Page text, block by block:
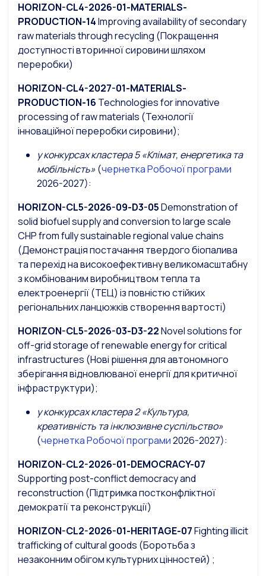
HORIZON-CL4-2026-01-MATERIALS-
PRODUCTION-14Improving availability of secondary
raw materials through recycling (Покращення
доступності вторинної сировини шляхом
переробки)
HORIZON-CL4-2027-01-MATERIALS-
PRODUCTION-16 Technologies for innovative
processing of raw materials (Технології
інноваційної переробки сировини);
у конкурсахкластера 5 «Клімат, енергетика та
мобільність»(чернетка Робочої програми
2026-2027):
HORIZON-CL5-2026-09-D3-05Demonstration of
solid biofuel supply and conversion to large scale
CHP from fully sustainable regional value chains
(Демонстрація постачання твердого біопалива
та перехід на високоефективну великомасштабну
з комбінованим виробництвом тепла та
електроенергії (ТЕЦ) із повністю стійких
регіональних ланцюжків створення вартості)
HORIZON-CL5-2026-03-D3-22Novel solutions for
off-grid storage of renewable energy for critical
infrastructures (Нові рішення для автономного
зберігання відновлюваної енергії для критичної
інфраструктури);
у конкурсахкластера 2 «Культура,
креативність та інклюзивне суспільство»
(чернетка Робочої програми2026-2027):
HORIZON-CL2-2026-01-DEMOCRACY-07
Supporting post-conflict democracy and
reconstruction (Підтримка постконфліктної
демократії та реконструкції)
HORIZON-CL2-2026-01-HERITAGE-07Fighting illicit
trafficking of cultural goods (Боротьба з
незаконним обігом культурних цінностей) ;